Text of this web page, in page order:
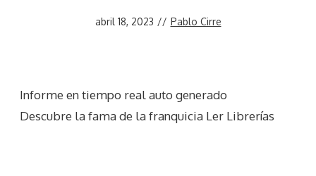
abril 18, 2023 // Pablo Cirre
Informe en tiempo real auto generado
Descubre la fama de la franquicia Ler Librerías